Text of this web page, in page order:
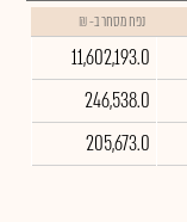
נפח מסחר ב- ₪
11,602,193.0
246,538.0
205,673.0